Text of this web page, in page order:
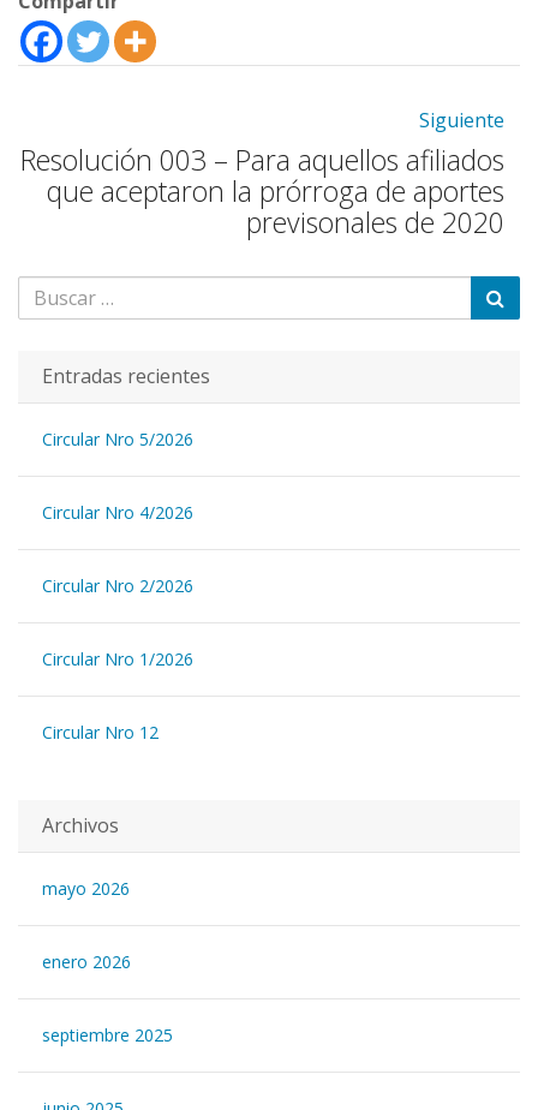
Siguiente
Resolución 003 – Para aquellos afiliados
que aceptaron la prórroga de aportes
previsonales de 2020
Entradas recientes
Circular Nro 5/2026
Circular Nro 4/2026
Circular Nro 2/2026
Circular Nro 1/2026
Circular Nro 12
Archivos
mayo 2026
enero 2026
septiembre 2025